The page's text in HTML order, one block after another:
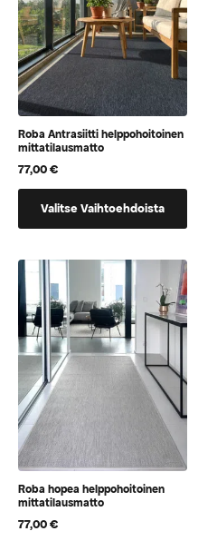
Roba Antrasiitti helppohoitoinen
mittatilausmatto
77,00€
Valitse Vaihtoehdoista
tuotteella
vaihtoehtoja,
jotka
voidaan
valita
tuotteen
sivulla
Roba hopea helppohoitoinen
mittatilausmatto
77,00€